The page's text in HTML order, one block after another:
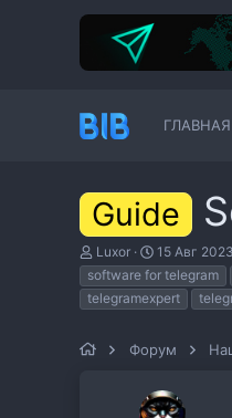
ГЛАВНАЯ
Guide
А
в
т
о
е
Luxor
Д
а
т
а
ч
л
а
15 Авг 2023
software for telegram
telegramexpert
Форум